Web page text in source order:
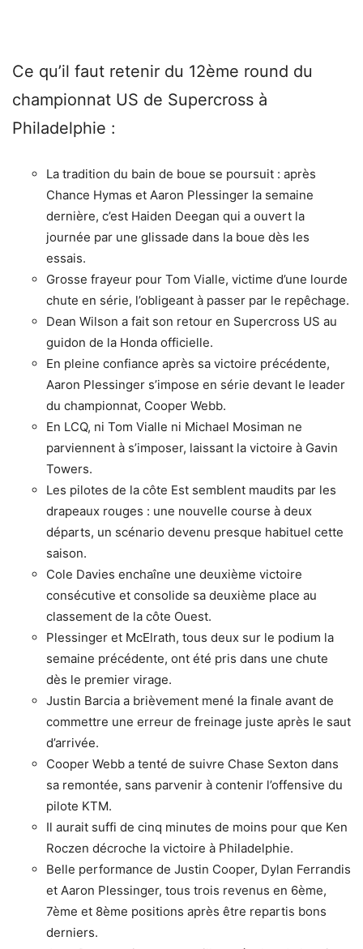
Ce qu’il faut retenir du 12ème round du
championnat US de Supercross à
Philadelphie :
La tradition du bain de boue se poursuit : après
Chance Hymas et Aaron Plessinger la semaine
dernière, c’est Haiden Deegan qui a ouvert la
journée par une glissade dans la boue dès les
essais.
Grosse frayeur pour Tom Vialle, victime d’une lourde
chute en série, l’obligeant à passer par le repêchage.
Dean Wilson a fait son retour en Supercross US au
guidon de la Honda officielle.
En pleine confiance après sa victoire précédente,
Aaron Plessinger s’impose en série devant le leader
du championnat, Cooper Webb.
En LCQ, ni Tom Vialle ni Michael Mosiman ne
parviennent à s’imposer, laissant la victoire à Gavin
Towers.
Les pilotes de la côte Est semblent maudits par les
drapeaux rouges : une nouvelle course à deux
départs, un scénario devenu presque habituel cette
saison.
Cole Davies enchaîne une deuxième victoire
consécutive et consolide sa deuxième place au
classement de la côte Ouest.
Plessinger et McElrath, tous deux sur le podium la
semaine précédente, ont été pris dans une chute
dès le premier virage.
Justin Barcia a brièvement mené la finale avant de
commettre une erreur de freinage juste après le saut
d’arrivée.
Cooper Webb a tenté de suivre Chase Sexton dans
sa remontée, sans parvenir à contenir l’offensive du
pilote KTM.
Il aurait suffi de cinq minutes de moins pour que Ken
Roczen décroche la victoire à Philadelphie.
Belle performance de Justin Cooper, Dylan Ferrandis
et Aaron Plessinger, tous trois revenus en 6ème,
7ème et 8ème positions après être repartis bons
derniers.